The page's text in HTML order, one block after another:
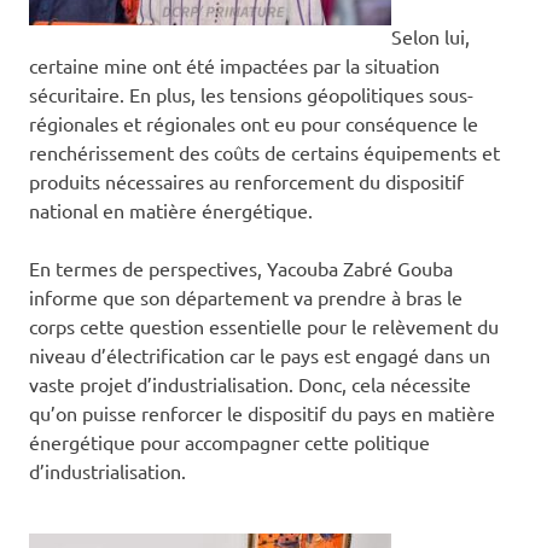
Selon lui,
certaine mine ont été impactées par la situation
sécuritaire. En plus, les tensions géopolitiques sous-
régionales et régionales ont eu pour conséquence le
renchérissement des coûts de certains équipements et
produits nécessaires au renforcement du dispositif
national en matière énergétique.
En termes de perspectives, Yacouba Zabré Gouba
informe que son département va prendre à bras le
corps cette question essentielle pour le relèvement du
niveau d’électrification car le pays est engagé dans un
vaste projet d’industrialisation. Donc, cela nécessite
qu’on puisse renforcer le dispositif du pays en matière
énergétique pour accompagner cette politique
d’industrialisation.